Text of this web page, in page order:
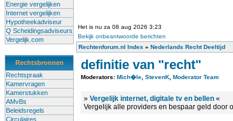
Energie vergelijken
Internet vergelijken
Hypotheekadviseur
Q Scheidingsadviseurs
Vergelijk.com
Rechtsbronnen
Rechtspraak
Kamervragen
Kamerstukken
AMvBs
Beleidsregels
Circulaires
Het is nu za 08 aug 2026 3:23
Bekijk onbeantwoorde berichten
Rechtenforum.nl Index » Nederlands Recht Deeltijd
definitie van "recht"
Moderators: Mich�le StevenK Moderator Team
» Vergelijk internet, digitale tv en bellen «
Vergelijk alle providers en bespaar geld door